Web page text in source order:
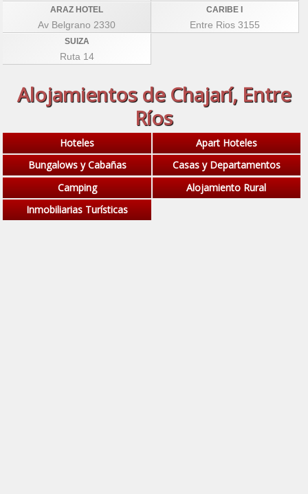
ARAZ HOTEL
Av Belgrano 2330
CARIBE I
Entre Rios 3155
SUIZA
Ruta 14
Alojamientos de Chajarí, Entre
Ríos
Hoteles
Apart Hoteles
Bungalows y Cabañas
Casas y Departamentos
Camping
Alojamiento Rural
Inmobiliarias Turísticas